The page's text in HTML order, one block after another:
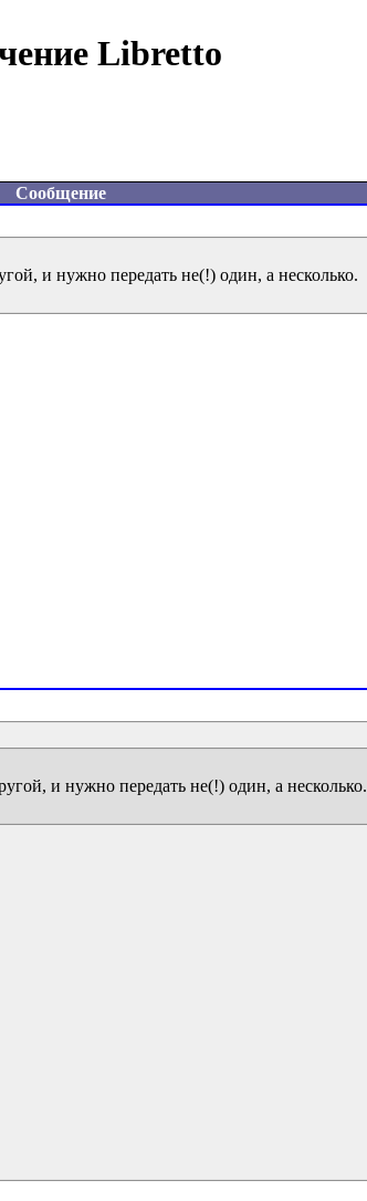
Libretto
Сообщение
и нужно передать не(!) один, а несколько.
и нужно передать не(!) один, а несколько.